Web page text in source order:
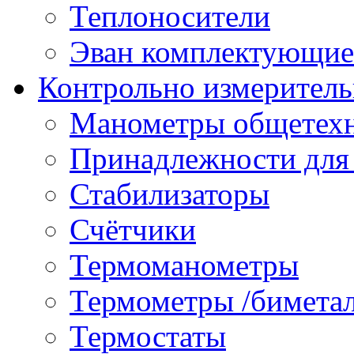
Теплоносители
Эван комплектующие
Контрольно
Манометры
Принадлежности
Стабилизаторы
Счётчики
Термоманометры
Термометры /
Термостаты